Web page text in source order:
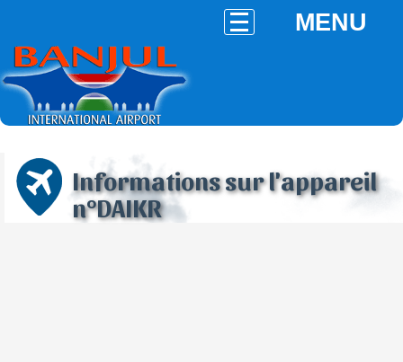
MENU
Informations sur l'appareil
n°DAIKR